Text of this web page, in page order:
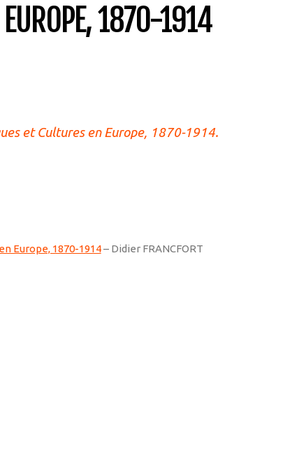
EUROPE, 1870-1914
et Cultures en Europe, 1870-1914.
Europe, 1870-1914– Didier FRANCFORT